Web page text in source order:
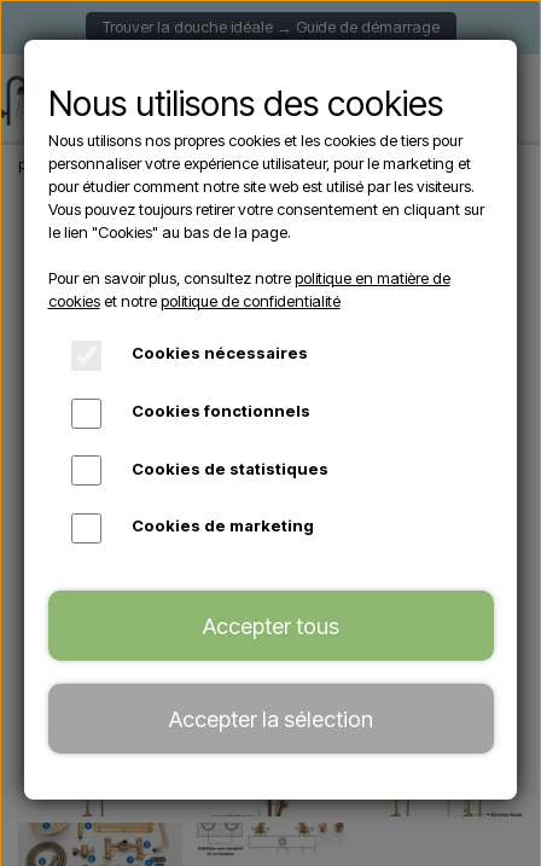
Trouver la douche idéale → Guide de démarrage
Page d'accueil Douche de Jardin Douches murales Douche extérieure
Nous utilisons des cookies
Nous utilisons nos propres cookies et les cookies de tiers pour
personnaliser votre expérience utilisateur, pour le marketing et
pour étudier comment notre site web est utilisé par les visiteurs.
Vous pouvez toujours retirer votre consentement en cliquant sur
le lien "Cookies" au bas de la page.
Pour en savoir plus, consultez notrepolitique en matière de
cookieset notrepolitique de confidentialité
Cookies nécessaires
Cookies fonctionnels
Cookies de statistiques
Cookies de marketing
Accepter tous
Accepter la sélection